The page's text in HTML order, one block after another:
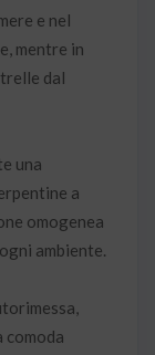
e nel
mentre in
dal
una
a
omogenea
ambiente.
comoda